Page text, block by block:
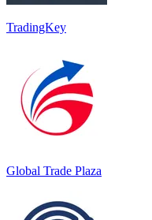
TradingKey
Global Trade Plaza